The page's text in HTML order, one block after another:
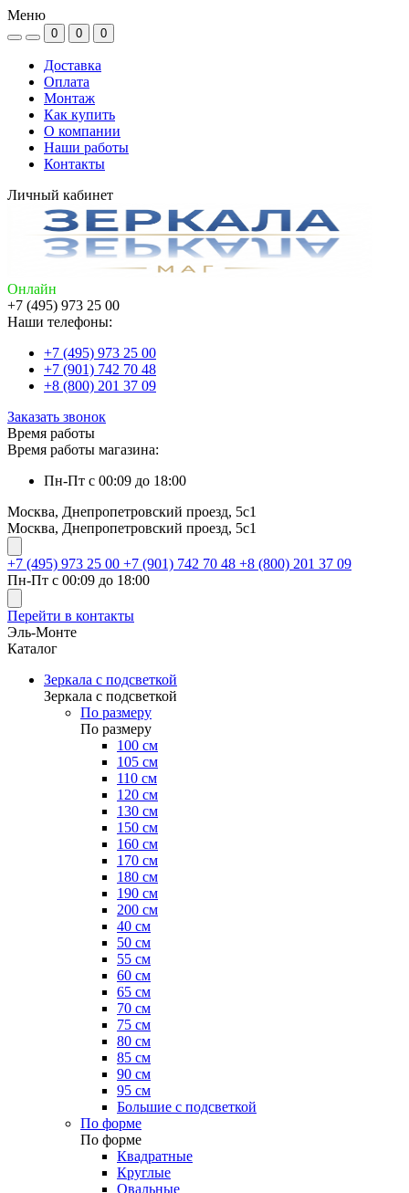
Меню
0 0 0
Доставка
Оплата
Монтаж
Как купить
О компании
Наши работы
Контакты
Личный кабинет
Онлайн
+7 (495) 973 25 00
Наши телефоны:
+7 (495) 973 25 00
+7 (901) 742 70 48
+8 (800) 201 37 09
Заказать звонок
Время работы
Время работы магазина:
Пн-Пт с 00:09 до 18:00
Москва, Днепропетровский проезд, 5с1
Москва, Днепропетровский проезд, 5с1
+7 (495) 973 25 00 +7 (901) 742 70 48 +8 (800) 201 37 09
Пн-Пт с 00:09 до 18:00
Перейти в контакты
Эль-Монте
Каталог
Зеркала с подсветкой
Зеркала с подсветкой
По размеру
По размеру
100 см
105 см
110 см
120 см
130 см
150 см
160 см
170 см
180 см
190 см
200 см
40 см
50 см
55 см
60 см
65 см
70 см
75 см
80 см
85 см
90 см
95 см
Большие с подсветкой
По форме
По форме
Квадратные
Круглые
Овальные